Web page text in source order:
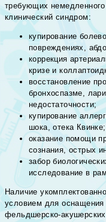
требующих немедленного
клинический синдром:
купирование
повреждениях,
коррекция
кризе и
восстановление
бронхоспазме,
недостаточности;
купирование
шока, отека Квинке;
оказание помощи
сознания, острых
забор
исследование в
Наличие
условием для
фельдшерско-